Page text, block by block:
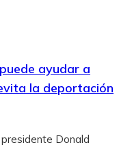
ayudar a
la deportación
Donald